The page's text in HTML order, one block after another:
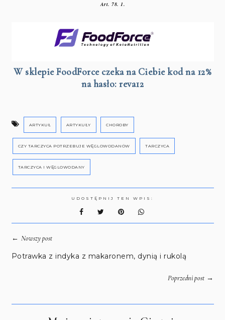
Art. 78. 1.
W sklepie FoodForce czeka na Ciebie kod na 12%
na hasło: reva12
ARTYKUŁ ARTYKUŁY CHOROBY
CZY TARCZYCA POTRZEBUJE WĘGLOWODANÓW TARCZYCA
TARCZYCA I WĘGLOWODANY
UDOSTĘPNIJ TEN WPIS:
← Nowszy post
Potrawka z indyka z makaronem, dynią i rukolą
Poprzedni post→